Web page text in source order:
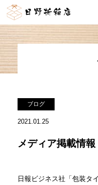
ブログ
2021.01.25
メディア掲載情報
日報ビジネス社「包装タ